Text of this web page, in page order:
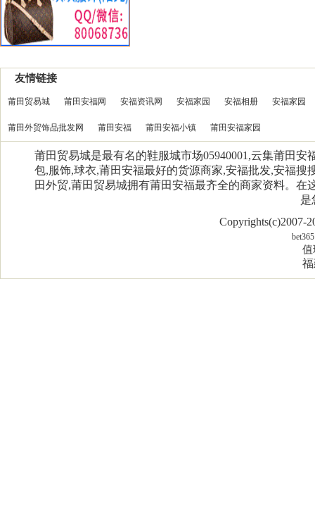
友情链接
莆田贸易城 莆田安福网 安福资讯网 安福家园 安福相册 安福家园
莆田外贸饰品批发网 莆田安福 莆田安福小镇 莆田安福家园
莆田贸易城是最有名的鞋服城市场05940001,云集莆田
包,服饰,球衣,莆田安福最好的货源商家,安福批发,安福
田外贸,莆田贸易城拥有莆田安福最齐全的商家资料。
是
Copyrights(c)2007-
bet365
值